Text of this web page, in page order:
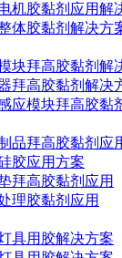
机胶黏剂应用解
体胶黏剂解决方
块拜高胶黏剂解
拜高胶黏剂解决
应模块拜高胶黏
品拜高胶黏剂应
胶应用方案
拜高胶黏剂应用
理胶黏剂应用
具用胶解决方案